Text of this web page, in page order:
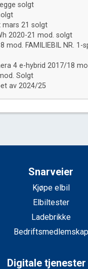
solgt
mars 21 solgt
2020-21 mod. solgt
mod. FAMILIEBIL NR. 1-
4 e-hybrid 2017/18
Solgt
av 2024/25
Snarveier
Kjøpe elbil
Elbiltester
Ladebrikke
Bedriftsmedlemskap
Digitale tjenester